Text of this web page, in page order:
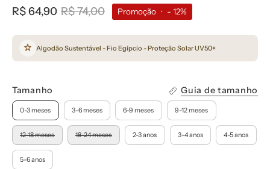
R$ 64,90 R$ 74,00 Promoção • - 12%
Algodão Sustentável - Fio Egípcio - Proteção Solar UV50+
Tamanho Guia de tamanho
0-3 meses 3-6 meses 6-9 meses 9-12 meses
12-18 meses 18-24 meses 2-3 anos 3-4 anos 4-5 anos
5-6 anos